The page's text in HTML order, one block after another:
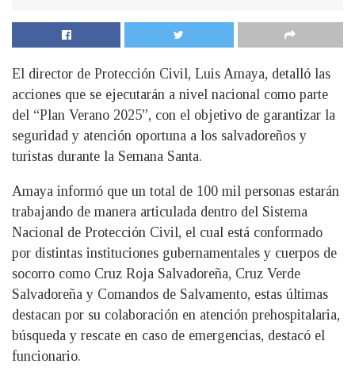
El director de Protección Civil, Luis Amaya, detalló las
acciones que se ejecutarán a nivel nacional como parte
del “Plan Verano 2025”, con el objetivo de garantizar la
seguridad y atención oportuna a los salvadoreños y
turistas durante la Semana Santa.
Amaya informó que un total de 100 mil personas estarán
trabajando de manera articulada dentro del Sistema
Nacional de Protección Civil, el cual está conformado
por distintas instituciones gubernamentales y cuerpos de
socorro como Cruz Roja Salvadoreña, Cruz Verde
Salvadoreña y Comandos de Salvamento, estas últimas
destacan por su colaboración en atención prehospitalaria,
búsqueda y rescate en caso de emergencias, destacó el
funcionario.